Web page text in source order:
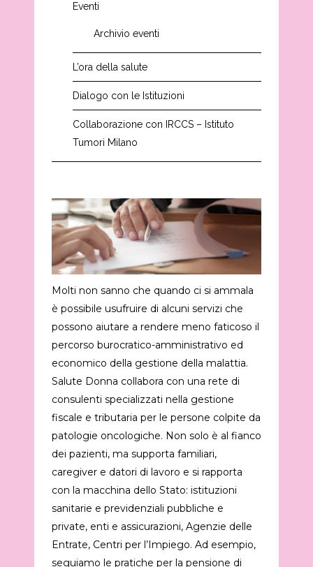
Eventi
Archivio eventi
L’ora della salute
Dialogo con le Istituzioni
Collaborazione con IRCCS – Istituto
Tumori Milano
Molti non sanno che quando ci si ammala
è possibile usufruire di alcuni servizi che
possono aiutare a rendere meno faticoso il
percorso burocratico-amministrativo ed
economico della gestione della malattia.
Salute Donna collabora con una rete di
consulenti specializzati nella gestione
fiscale e tributaria per le persone colpite da
patologie oncologiche. Non solo è al fianco
dei pazienti, ma supporta familiari,
caregiver e datori di lavoro e si rapporta
con la macchina dello Stato: istituzioni
sanitarie e previdenziali pubbliche e
private, enti e assicurazioni, Agenzie delle
Entrate, Centri per l’Impiego. Ad esempio,
seguiamo le pratiche per la pensione di